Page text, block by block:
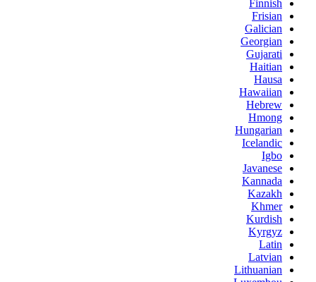
Finnish
Frisian
Galician
Georgian
Gujarati
Haitian
Hausa
Hawaiian
Hebrew
Hmong
Hungarian
Icelandic
Igbo
Javanese
Kannada
Kazakh
Khmer
Kurdish
Kyrgyz
Latin
Latvian
Lithuanian